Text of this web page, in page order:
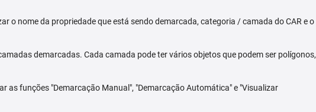
o nome da propriedade que está sendo demarcada, categoria / camada do CAR e o
demarcadas. Cada camada pode ter vários objetos que podem ser polígonos,
as funções "Demarcação Manual", "Demarcação Automática" e "Visualizar